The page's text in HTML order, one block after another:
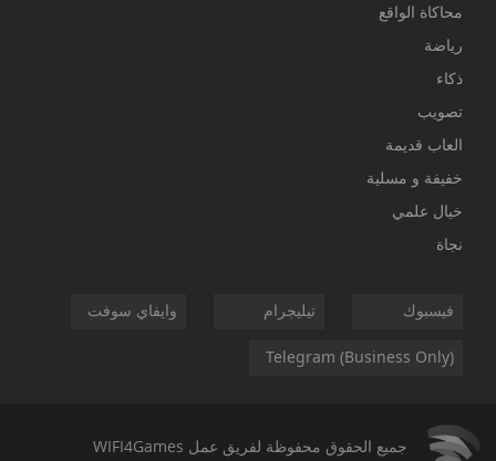
محاكاة الواقع
رياضة
ذكاء
تصويب
العاب قديمة
خفيفة و مسلية
خيال علمي
نجاة
فيسبوك تيليجرام وايفاي سوفت
Telegram (Business Only)
جميع الحقوق محفوظة لفريق عمل WIFI4Games